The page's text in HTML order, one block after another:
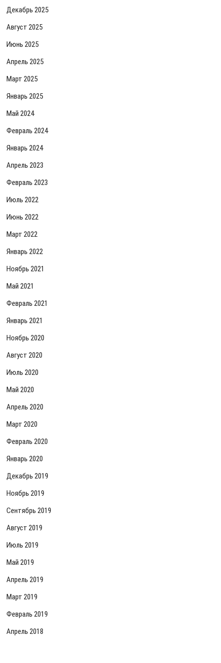
Декабрь 2025
Август 2025
Июнь 2025
Апрель 2025
Март 2025
Январь 2025
Май 2024
Февраль 2024
Январь 2024
Апрель 2023
Февраль 2023
Июль 2022
Июнь 2022
Март 2022
Январь 2022
Ноябрь 2021
Май 2021
Февраль 2021
Январь 2021
Ноябрь 2020
Август 2020
Июль 2020
Май 2020
Апрель 2020
Март 2020
Февраль 2020
Январь 2020
Декабрь 2019
Ноябрь 2019
Сентябрь 2019
Август 2019
Июль 2019
Май 2019
Апрель 2019
Март 2019
Февраль 2019
Апрель 2018